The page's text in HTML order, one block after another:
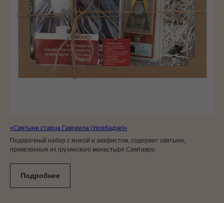
«Святыни старца Гавриила (Ургебадзе)»
Подарочный набор с книгой и акафистом, содержит святыни,
привезённые из грузинского монастыря Самтавро.
Подробнее